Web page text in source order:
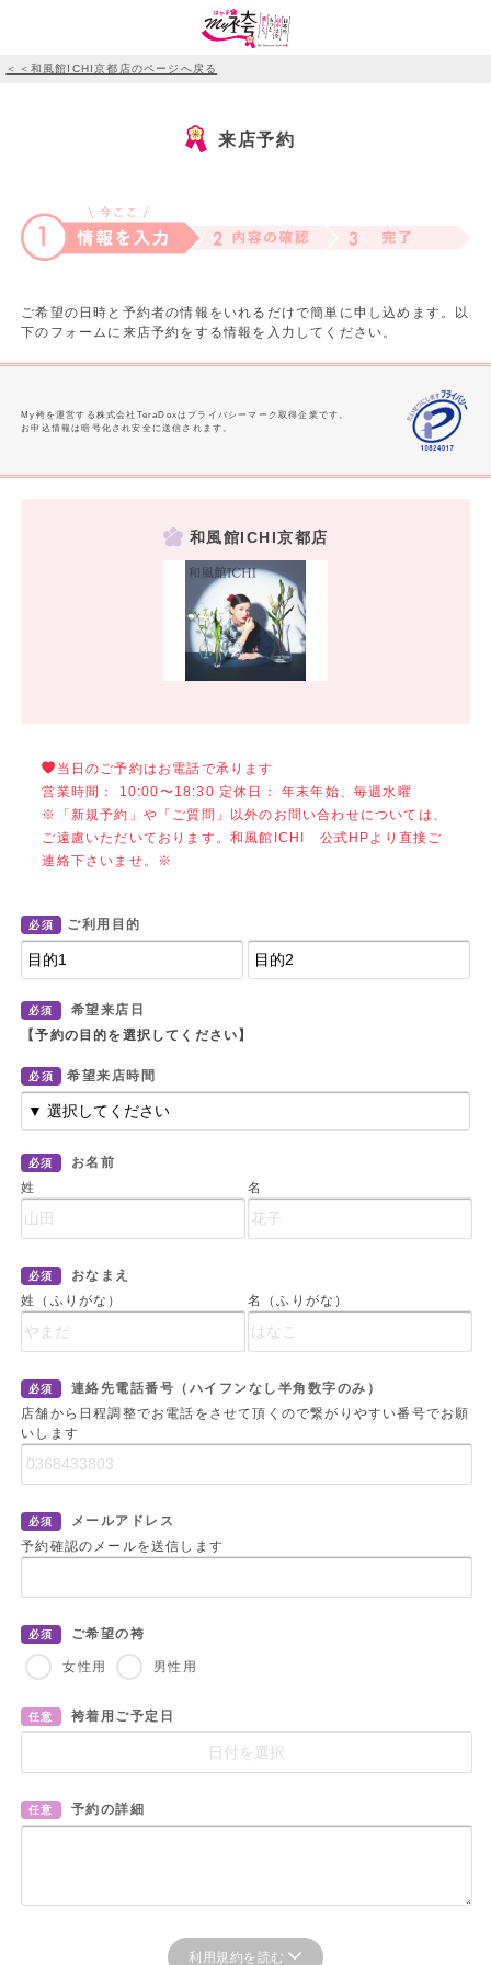
＜＜和風館ICHI京都店のページへ戻る
来店予約
ご希望の日時と予約者の情報をいれるだけで簡単に申し込めます。以
下のフォームに来店予約をする情報を入力してください。
My袴を運営する株式会社TeraDoxはプライバシーマーク取得企業です。
お申込情報は暗号化され安全に送信されます。
和風館ICHI京都店
当日のご予約はお電話で承ります
営業時間： 10:00〜18:30 定休日： 年末年始、毎週水曜
※「新規予約」や「ご質問」以外のお問い合わせについては、
ご遠慮いただいております。和風館ICHI 公式HPより直接ご
連絡下さいませ。※
必須 ご利用目的
必須
希望来店日
【予約の目的を選択してください】
必須 希望来店時間
必須
お名前
姓
名
必須
おなまえ
姓（ふりがな）
名（ふりがな）
必須
連絡先電話番号（ハイフンなし半角数字のみ）
店舗から日程調整でお電話をさせて頂くので繋がりやすい番号でお願
いします
必須
メールアドレス
予約確認のメールを送信します
必須 ご希望の袴
女性用 男性用
任意 袴着用ご予定日
任意 予約の詳細
利用規約を読む